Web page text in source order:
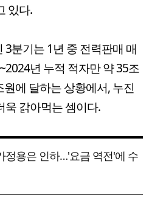
있다.
분기는 1년 중 전력판매 매
년 누적 적자만 약 35조
에 달하는 상황에서, 누진
욱 갉아먹는 셈이다.
정용은 인하…'요금 역전'에 수